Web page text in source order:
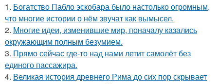
1. Богатство Пабло эскобара было настолько огромным,
что многие истории о нём звучат как вымысел.
2. Многие идеи, изменившие мир, поначалу казались
окружающим полным безумием.
3. Прямо сейчас где-то над нами летит самолёт без
единого пассажира.
4. Великая история древнего Рима до сих пор скрывает